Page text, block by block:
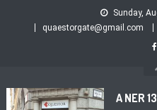
Sunday,
quaestorgate@gmail.com
A NER